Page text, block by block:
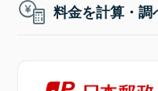
料金を計算・調